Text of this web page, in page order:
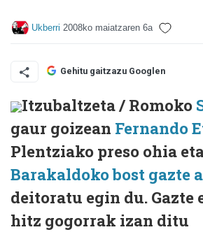
Ukberri 2008ko maiatzaren 6a
Gehitu gaitzazu Googlen
Itzubaltzeta / Romoko
gaur goizean Fernando
Plentziako preso ohia
Barakaldoko bost gazte
deitoratu egin du. Gazte
hitz gogorrak izan ditu